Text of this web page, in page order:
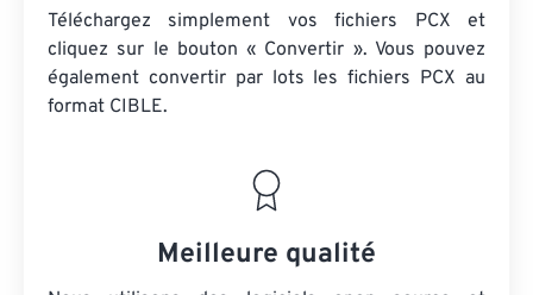
Téléchargez simplement vos fichiers PCX et
cliquez sur le bouton « Convertir ». Vous pouvez
également convertir par lots les fichiers PCX au
format CIBLE.
Meilleure qualité